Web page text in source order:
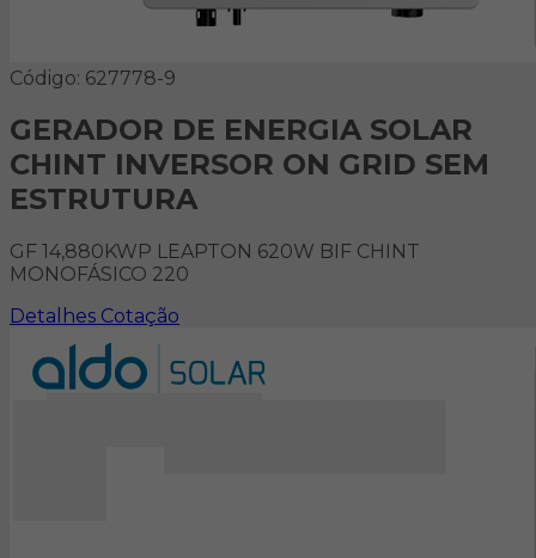
Código: 627778-9
GERADOR DE ENERGIA SOLAR
CHINT INVERSOR ON GRID SEM
ESTRUTURA
GF 14,880KWP LEAPTON 620W BIF CHINT
MONOFÁSICO 220
Detalhes Cotação